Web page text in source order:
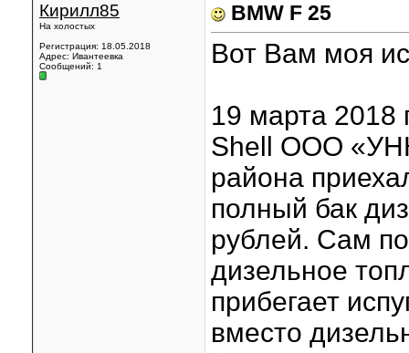
Кирилл85
На холостых
Регистрация: 18.05.2018
Адрес: Ивантеевка
Сообщений: 1
BMW F 25
Вот Вам моя
19 марта 2018
Shell ООО
района
полный бак
рублей. Сам
дизельное
прибегает
вместо